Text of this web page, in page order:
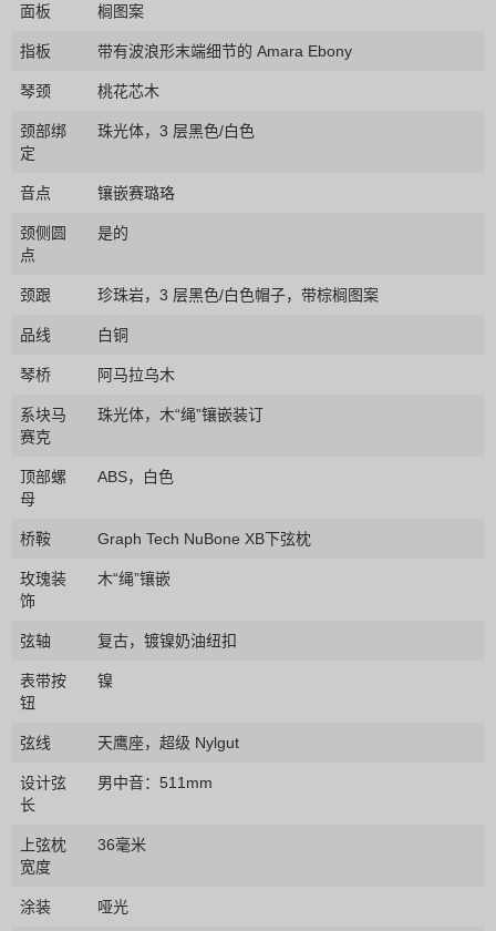
面板
榈图案
指板 带有波浪形末端细节的 Amara Ebony
琴颈 桃花芯木
颈部绑
定
珠光体，3 层黑色/白色
音点 镶嵌赛璐珞
颈侧圆
点
是的
颈跟 珍珠岩，3 层黑色/白色帽子，带棕榈图案
品线 白铜
琴桥 阿马拉乌木
系块马
赛克
珠光体，木“绳”镶嵌装订
顶部螺
母
ABS，白色
桥鞍 Graph Tech NuBone XB下弦枕
玫瑰装
饰
木“绳”镶嵌
弦轴 复古，镀镍奶油纽扣
表带按
钮
镍
弦线 天鹰座，超级 Nylgut
设计弦
长
男中音：511mm
上弦枕
宽度
36毫米
涂装 哑光